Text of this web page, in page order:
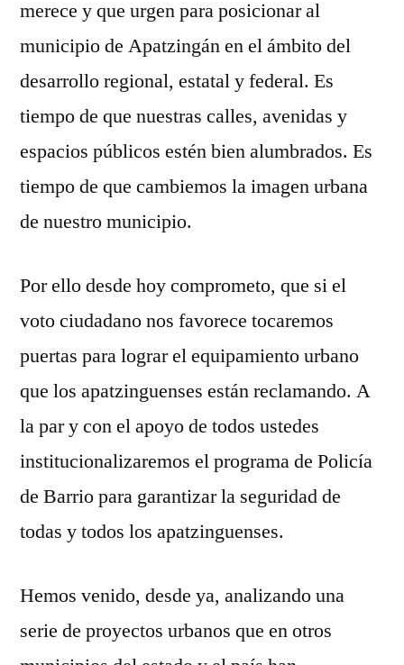
merece y que urgen para posicionar al
municipio de Apatzingán en el ámbito del
desarrollo regional, estatal y federal. Es
tiempo de que nuestras calles, avenidas y
espacios públicos estén bien alumbrados. Es
tiempo de que cambiemos la imagen urbana
de nuestro municipio.
Por ello desde hoy comprometo, que si el
voto ciudadano nos favorece tocaremos
puertas para lograr el equipamiento urbano
que los apatzinguenses están reclamando. A
la par y con el apoyo de todos ustedes
institucionalizaremos el programa de Policía
de Barrio para garantizar la seguridad de
todas y todos los apatzinguenses.
Hemos venido, desde ya, analizando una
serie de proyectos urbanos que en otros